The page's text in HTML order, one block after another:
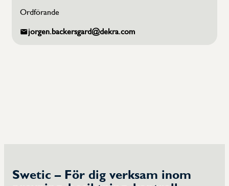
Styrelse
Ordförande
jorgen.backersgard@dekra.com
Swetic – För dig verksam inom